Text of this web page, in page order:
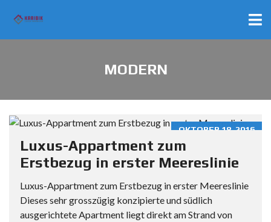
MODERN
OKTOBER 18, 2016
Luxus-Appartment zum
Erstbezug in erster Meereslinie
Luxus-Appartment zum Erstbezug in erster Meereslinie
Dieses sehr grosszügig konzipierte und südlich
ausgerichtete Apartment liegt direkt am Strand von